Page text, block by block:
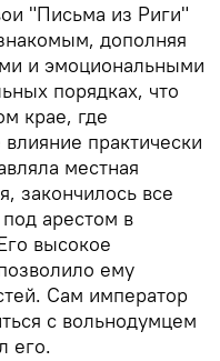
"Письма из Риги"
дополняя
и эмоциональными
порядках, что
крае, где
практически
местная
закончилось все
арестом в
высокое
ему
Сам император
с вольнодумцем
его.